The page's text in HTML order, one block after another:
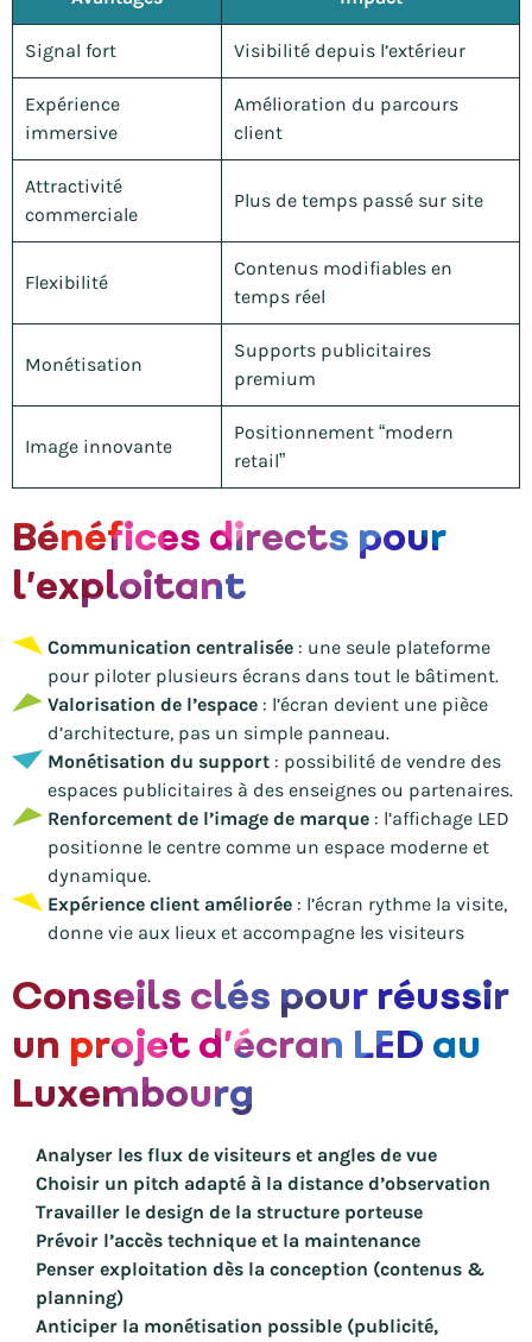
Signal fort Visibilité depuis l’extérieur
Expérience
immersive
Amélioration du parcours
client
Attractivité
commerciale
Plus de temps passé sur site
Flexibilité
Contenus modifiables en
temps réel
Monétisation
Supports publicitaires
premium
Image innovante
Positionnement “modern
retail”
Bénéfices directs pour
l’exploitant
Communication centralisée : une seule plateforme
pour piloter plusieurs écrans dans tout le bâtiment.
Valorisation de l’espace : l’écran devient une pièce
d’architecture, pas un simple panneau.
Monétisation du support : possibilité de vendre des
espaces publicitaires à des enseignes ou partenaires.
Renforcement de l’image de marque : l’affichage LED
positionne le centre comme un espace moderne et
dynamique.
Expérience client améliorée : l’écran rythme la visite,
donne vie aux lieux et accompagne les visiteurs
Conseils clés pour réussir
un projet d’écran LED au
Luxembourg
Analyser les flux de visiteurs et angles de vue
Choisir un pitch adapté à la distance d’observation
Travailler le design de la structure porteuse
Prévoir l’accès technique et la maintenance
Penser exploitation dès la conception (contenus &
planning)
Anticiper la monétisation possible (publicité,